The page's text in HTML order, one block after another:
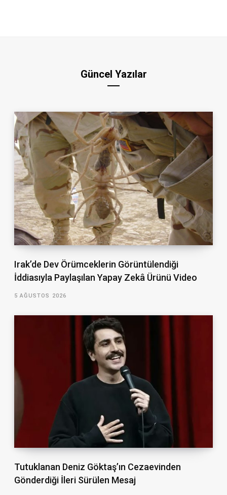
Güncel Yazılar
Irak’de Dev Örümceklerin Görüntülendiği
İddiasıyla Paylaşılan Yapay Zekâ Ürünü Video
5 AĞUSTOS 2026
Tutuklanan Deniz Göktaş’ın Cezaevinden
Gönderdiği İleri Sürülen Mesaj